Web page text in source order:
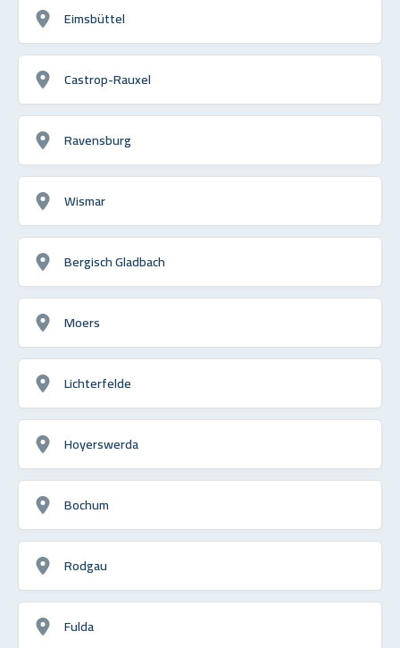
Eimsbüttel
Castrop-Rauxel
Ravensburg
Wismar
Bergisch Gladbach
Moers
Lichterfelde
Hoyerswerda
Bochum
Rodgau
Fulda